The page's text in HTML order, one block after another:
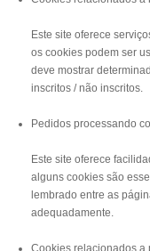
Este site oferece
os cookies podem ser
deve mostrar
inscritos / não inscritos.
Pedidos processando
Este site oferece
alguns cookies são
lembrado entre as
adequadamente.